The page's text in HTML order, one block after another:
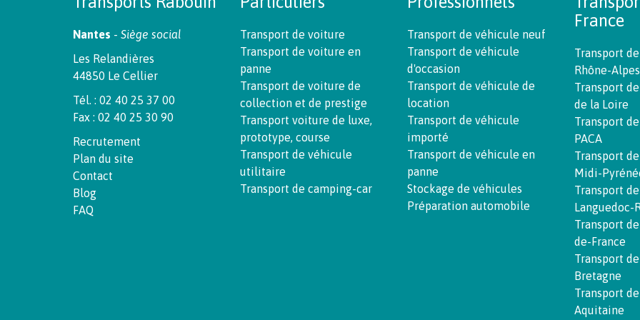
Nantes - Siège social
Les Relandières
44850 Le Cellier
Tél. : 02 40 25 37 00
Fax : 02 40 25 30 90
Recrutement
Plan du site
Contact
Blog
FAQ
Transport de voiture
Transport de voiture en
panne
Transport de voiture de
collection et de prestige
Transport voiture de luxe,
prototype, course
Transport de véhicule
utilitaire
Transport de camping-car
Transport de véhicule neuf
Transport de véhicule
d'occasion
Transport de véhicule de
location
Transport de véhicule
importé
Transport de véhicule en
panne
Stockage de véhicules
Préparation automobile
France
Transport
Rhône-Alpes
Transport
de la Loire
Transport
PACA
Transport
Midi-
Transport
Languedoc-
Transport
de-France
Transport
Bretagne
Transport
Aquitaine